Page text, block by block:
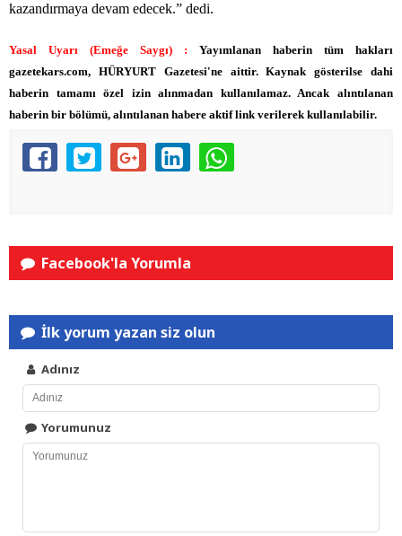
kazandırmaya devam edecek.” dedi.
Yasal Uyarı (Emeğe Saygı) : Yayımlanan haberin tüm hakları
gazetekars.com, HÜRYURT Gazetesi'ne aittir. Kaynak gösterilse dahi
haberin tamamı özel izin alınmadan kullanılamaz. Ancak alıntılanan
haberin bir bölümü, alıntılanan habere aktif link verilerek kullanılabilir.
Facebook'la Yorumla
İlk yorum yazan siz olun
Adınız
Yorumunuz